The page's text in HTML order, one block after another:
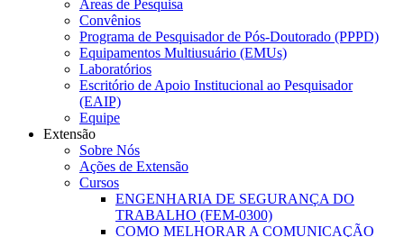
Áreas de Pesquisa
Convênios
Programa de Pesquisador de Pós-Doutorado (PPPD)
Equipamentos Multiusuário (EMUs)
Laboratórios
Escritório de Apoio Institucional ao Pesquisador
(EAIP)
Equipe
Extensão
Sobre Nós
Ações de Extensão
Cursos
ENGENHARIA DE SEGURANÇA DO
TRABALHO (FEM-0300)
COMO MELHORAR A COMUNICAÇÃO